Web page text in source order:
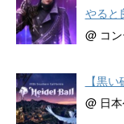
やると
@ コ
【黒
@ 日